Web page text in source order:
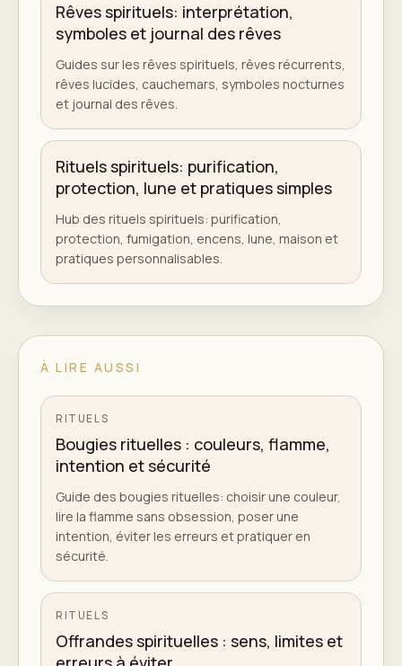
Rêves spirituels: interprétation,
symboles et journal des rêves
Guides sur les rêves spirituels, rêves récurrents,
rêves lucides, cauchemars, symboles nocturnes
et journal des rêves.
Rituels spirituels: purification,
protection, lune et pratiques simples
Hub des rituels spirituels: purification,
protection, fumigation, encens, lune, maison et
pratiques personnalisables.
À LIRE AUSSI
RITUELS
Bougies rituelles : couleurs, flamme,
intention et sécurité
Guide des bougies rituelles: choisir une couleur,
lire la flamme sans obsession, poser une
intention, éviter les erreurs et pratiquer en
sécurité.
RITUELS
Offrandes spirituelles : sens, limites et